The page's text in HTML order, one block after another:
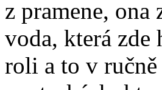
z pramene, ona
voda, která zde
roli a to v ručně